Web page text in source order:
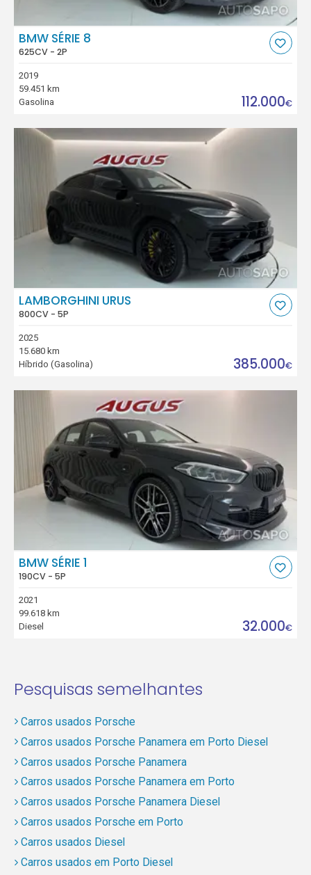
BMW SÉRIE 8
625CV - 2P
2019
59.451 km
Gasolina
112.000€
LAMBORGHINI URUS
800CV - 5P
2025
15.680 km
Híbrido (Gasolina)
385.000€
BMW SÉRIE 1
190CV - 5P
2021
99.618 km
Diesel
32.000€
Pesquisas semelhantes
Carros usados Porsche
Carros usados Porsche Panamera em Porto Diesel
Carros usados Porsche Panamera
Carros usados Porsche Panamera em Porto
Carros usados Porsche Panamera Diesel
Carros usados Porsche em Porto
Carros usados Diesel
Carros usados em Porto Diesel